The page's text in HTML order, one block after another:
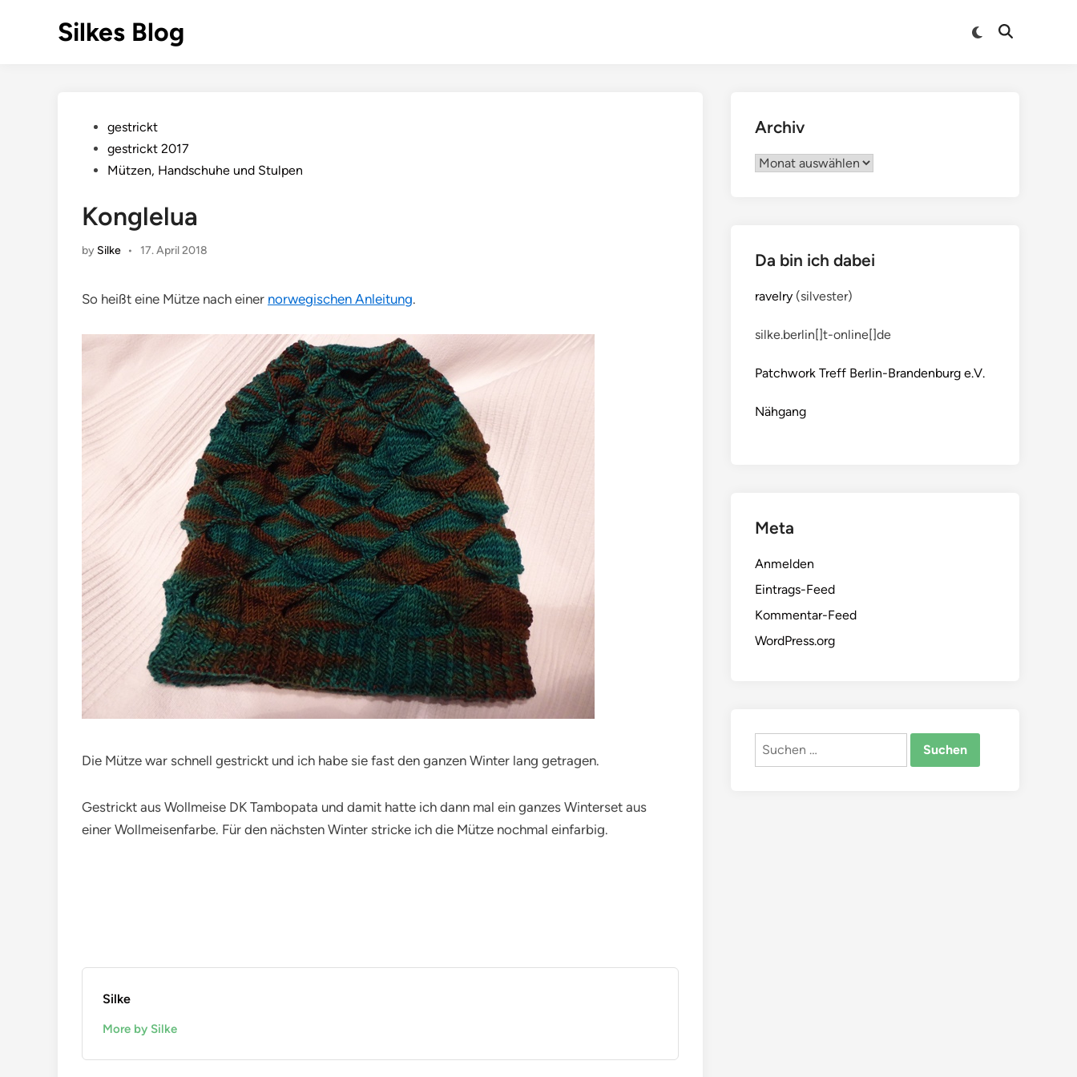
Silkes Blog
Postedgestrickt
gestrickt 2017
Mützen, Handschuhe und Stulpen
Konglelua
by Silke • 17. April 2018
So heißt eine Mütze nach einer norwegischen Anleitung.
Die Mütze war schnell gestrickt und ich habe sie fast den ganzen Winter lang getragen.
Gestrickt aus Wollmeise DK Tambopata und damit hatte ich dann mal ein ganzes Winterset aus
einer Wollmeisenfarbe. Für den nächsten Winter stricke ich die Mütze nochmal einfarbig.
Silke
More by Silke
Archiv
Archiv
Da bin ich dabei
ravelry (silvester)
silke.berlin[]t-online[]de
Patchwork Treff Berlin-Brandenburg e.V.
Nähgang
Meta
Anmelden
Eintrags-Feed
Kommentar-Feed
WordPress.org
Suchen